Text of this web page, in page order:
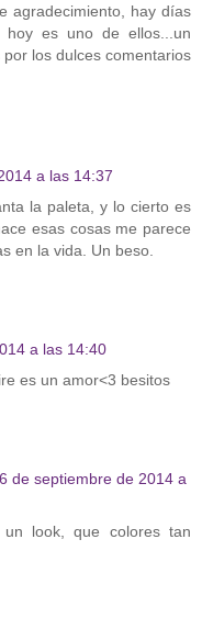
agradecimiento, hay días
es uno de ellos...un
los dulces comentarios
a las 14:37
la paleta, y lo cierto es
esas cosas me parece
en la vida. Un beso.
a las 14:40
es un amor<3 besitos
de septiembre de 2014 a
look, que colores tan